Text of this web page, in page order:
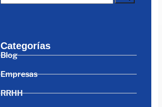
Categorías
Blog
Empresas
RRHH